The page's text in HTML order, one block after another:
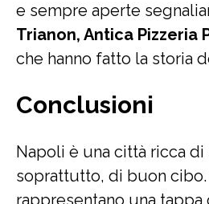
e sempre aperte
Trianon, Antica Pizzeria
che hanno fatto la storia
Conclusioni
Napoli è una città ricca di
soprattutto, di buon
rappresentano una